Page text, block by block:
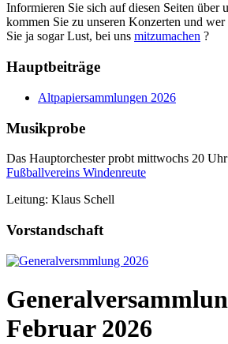
Informieren Sie sich auf diesen Seiten über
kommen Sie zu unseren Konzerten und
Sie ja sogar Lust, bei uns mitzumachen ?
Hauptbeiträge
Altpapiersammlungen 2026
Musikprobe
Das Hauptorchester probt mittwochs 20
Fußballvereins Windenreute
Leitung: Klaus Schell
Vorstandschaft
Februar 2026